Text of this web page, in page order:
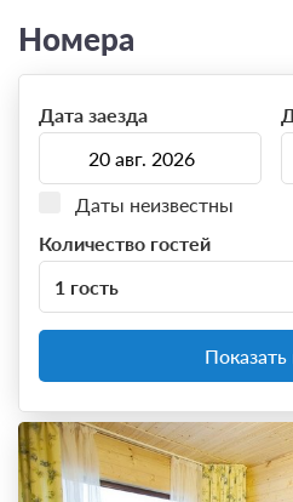
Номера
Дата заезда
Даты неизвестны
Количество гостей
1 гость